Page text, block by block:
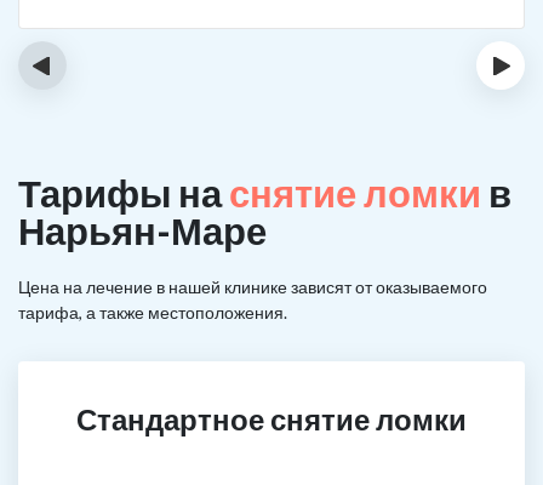
‹ ›
Тарифы наснятие ломки в
Нарьян-Маре
Цена на лечение в нашей клинике зависят от оказываемого
тарифа, а также местоположения.
Стандартное снятие ломки